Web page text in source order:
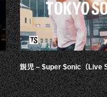
鋭児 – $uper $onic（Live